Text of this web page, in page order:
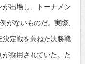
が出場し、トーナメン
がないものだ。実際、
決定戦を兼ねた決勝戦
採用されていた。た